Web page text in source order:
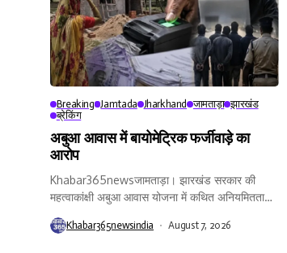
Breaking Jamtada Jharkhand जामताड़ा झारखंड
ब्रेकिंग
अबुआ आवास में बायोमेट्रिक फर्जीवाड़े का
आरोप
Khabar365newsजामताड़ा। झारखंड सरकार की
महत्वाकांक्षी अबुआ आवास योजना में कथित अनियमितता
Khabar365newsindia August 7, 2026